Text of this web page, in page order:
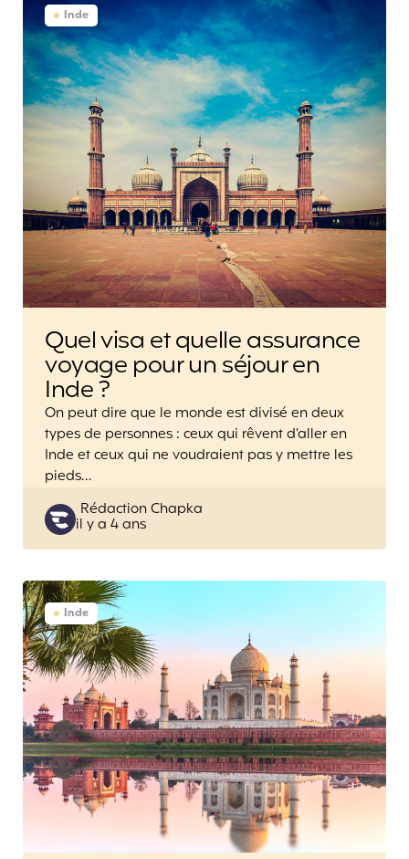
Inde
Quel visa et quelle assurance
voyage pour un séjour en
Inde ?
On peut dire que le monde est divisé en deux
types de personnes : ceux qui rêvent d’aller en
Inde et ceux qui ne voudraient pas y mettre les
pieds…
Posted
by
Rédaction Chapka
il y a 4 ans
Inde